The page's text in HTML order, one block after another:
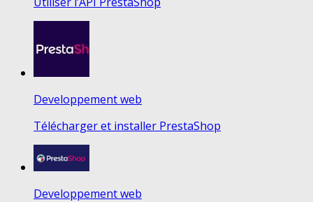
Developpement web
Télécharger et installer PrestaShop
Developpement web